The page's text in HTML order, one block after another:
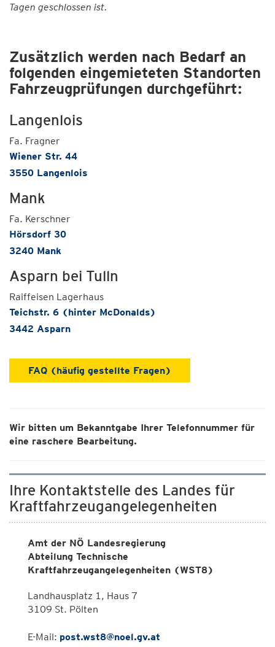
Tagen geschlossen ist.
Zusätzlich werden nach Bedarf an
folgenden eingemieteten Standorten
Fahrzeugprüfungen durchgeführt:
Langenlois
Fa. Fragner
Wiener Str. 44
3550 Langenlois
Mank
Fa. Kerschner
Hörsdorf 30
3240 Mank
Asparn bei Tulln
Raiffeisen Lagerhaus
Teichstr. 6 (hinter McDonalds)
3442 Asparn
FAQ (häufig gestellte Fragen)
Wir bitten um Bekanntgabe Ihrer Telefonnummer für
eine raschere Bearbeitung.
Ihre Kontaktstelle des Landes für
Kraftfahrzeugangelegenheiten
Amt der NÖ Landesregierung
Abteilung Technische
Kraftfahrzeugangelegenheiten (WST8)
Landhausplatz 1, Haus 7
3109 St. Pölten
E-Mail: post.wst8@noel.gv.at